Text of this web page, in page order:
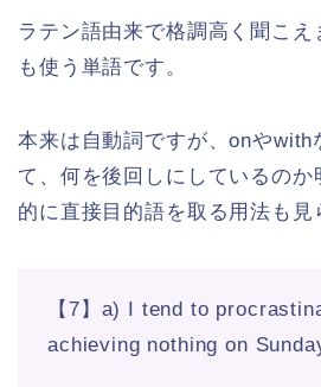
ラテン語由来で格調高く聞こ
も使う単語です。
本来は自動詞ですが、onやwith
て、何を後回しにしているのか
的に直接目的語を取る用法も見
【7】a) I tend to
achieving nothing on